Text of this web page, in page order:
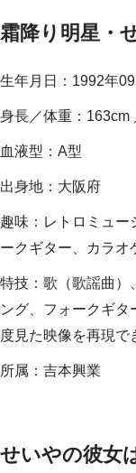
霜降り明星・
生年月日：1992年09
身長／体重：163cm
血液型：A型
出身地：大阪府
趣味：レトロミュー
ークギター、カラオ
特技：歌（歌謡曲）
ング、フォークギタ
度見た映像を再現で
所属：吉本興業
せいやの彼女